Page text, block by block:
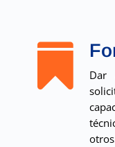

Dar